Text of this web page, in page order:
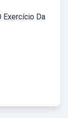
Exercício Da